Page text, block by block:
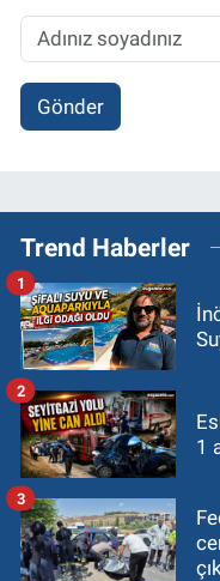
Gönder
Trend Haberler
1
1
2
3